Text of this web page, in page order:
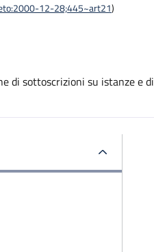
12-28;445~art21)
di sottoscrizioni su istanze